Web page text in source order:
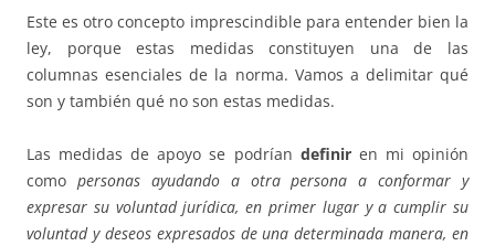
Este es otro concepto imprescindible para entender bien la
ley, porque estas medidas constituyen una de las
columnas esenciales de la norma. Vamos a delimitar qué
son y también qué no son estas medidas.
Las medidas de apoyo se podrían definiren mi opinión
como personas ayudando a otra persona a conformar y
expresar su voluntad jurídica, en primer lugar y a cumplir su
voluntad y deseos expresados de una determinada manera, en